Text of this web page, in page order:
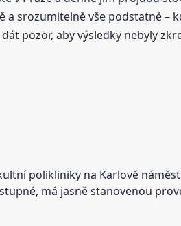
a srozumitelně vše podstatné
pozor, aby výsledky nebyly
polikliniky na Karlově
má jasně stanovenou